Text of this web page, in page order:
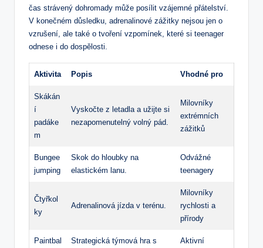
čas strávený dohromady může posílit vzájemné přátelství.
V konečném důsledku, adrenalinové zážitky nejsou jen o
vzrušení, ale také o tvoření vzpomínek, které si teenager
odnese i do dospělosti.
Aktivita Popis Vhodné pro
Skákán
í
padáke
m
Vyskočte z letadla a užijte si
nezapomenutelný volný pád.
Milovníky
extrémních
zážitků
Bungee
jumping
Skok do hloubky na
elastickém lanu.
Odvážné
teenagery
Čtyřkol
ky
Adrenalinová jízda v terénu.
Milovníky
rychlosti a
přírody
Paintbal
Strategická týmová hra s
Aktivní